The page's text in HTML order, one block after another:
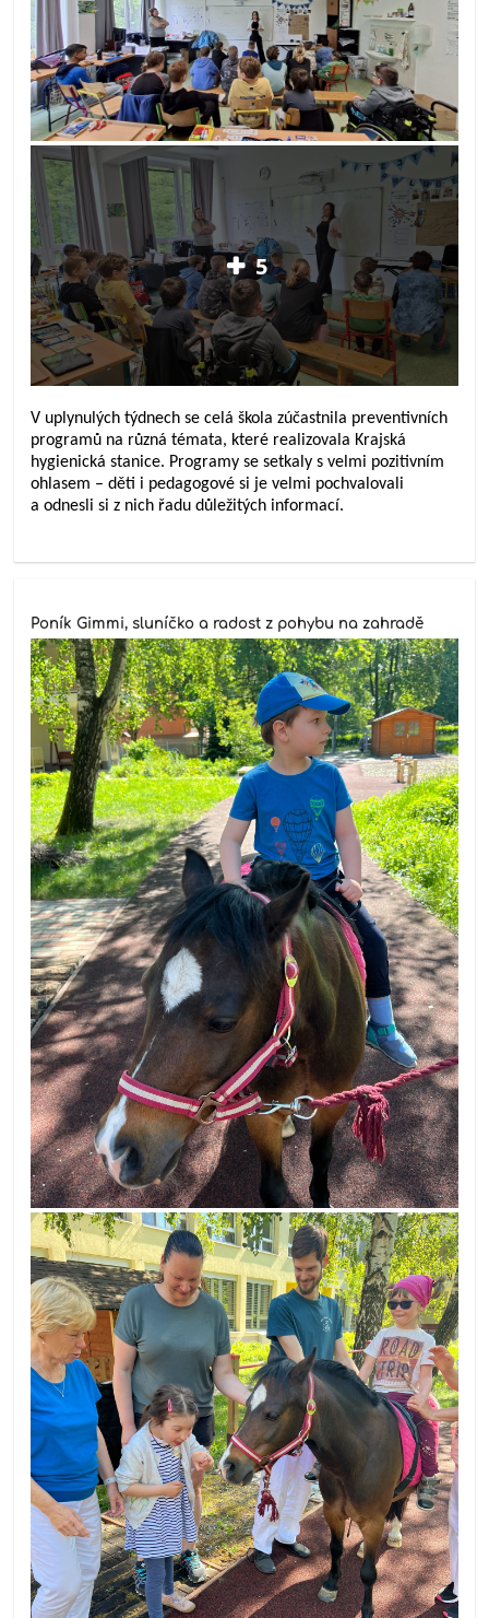
5
V uplynulých týdnech se celá škola zúčastnila preventivních
programů na různá témata, které realizovala Krajská
hygienická stanice. Programy se setkaly s velmi pozitivním
ohlasem – děti i pedagogové si je velmi pochvalovali
a odnesli si z nich řadu důležitých informací.
Poník Gimmi, sluníčko a radost z pohybu na zahradě